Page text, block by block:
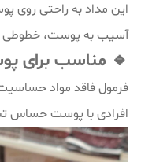
این مداد به راحتی روی
آسیب به پوست، خطوطی
🔹 مناسب برای
فرمول فاقد مواد
افرادی با پوست حساس